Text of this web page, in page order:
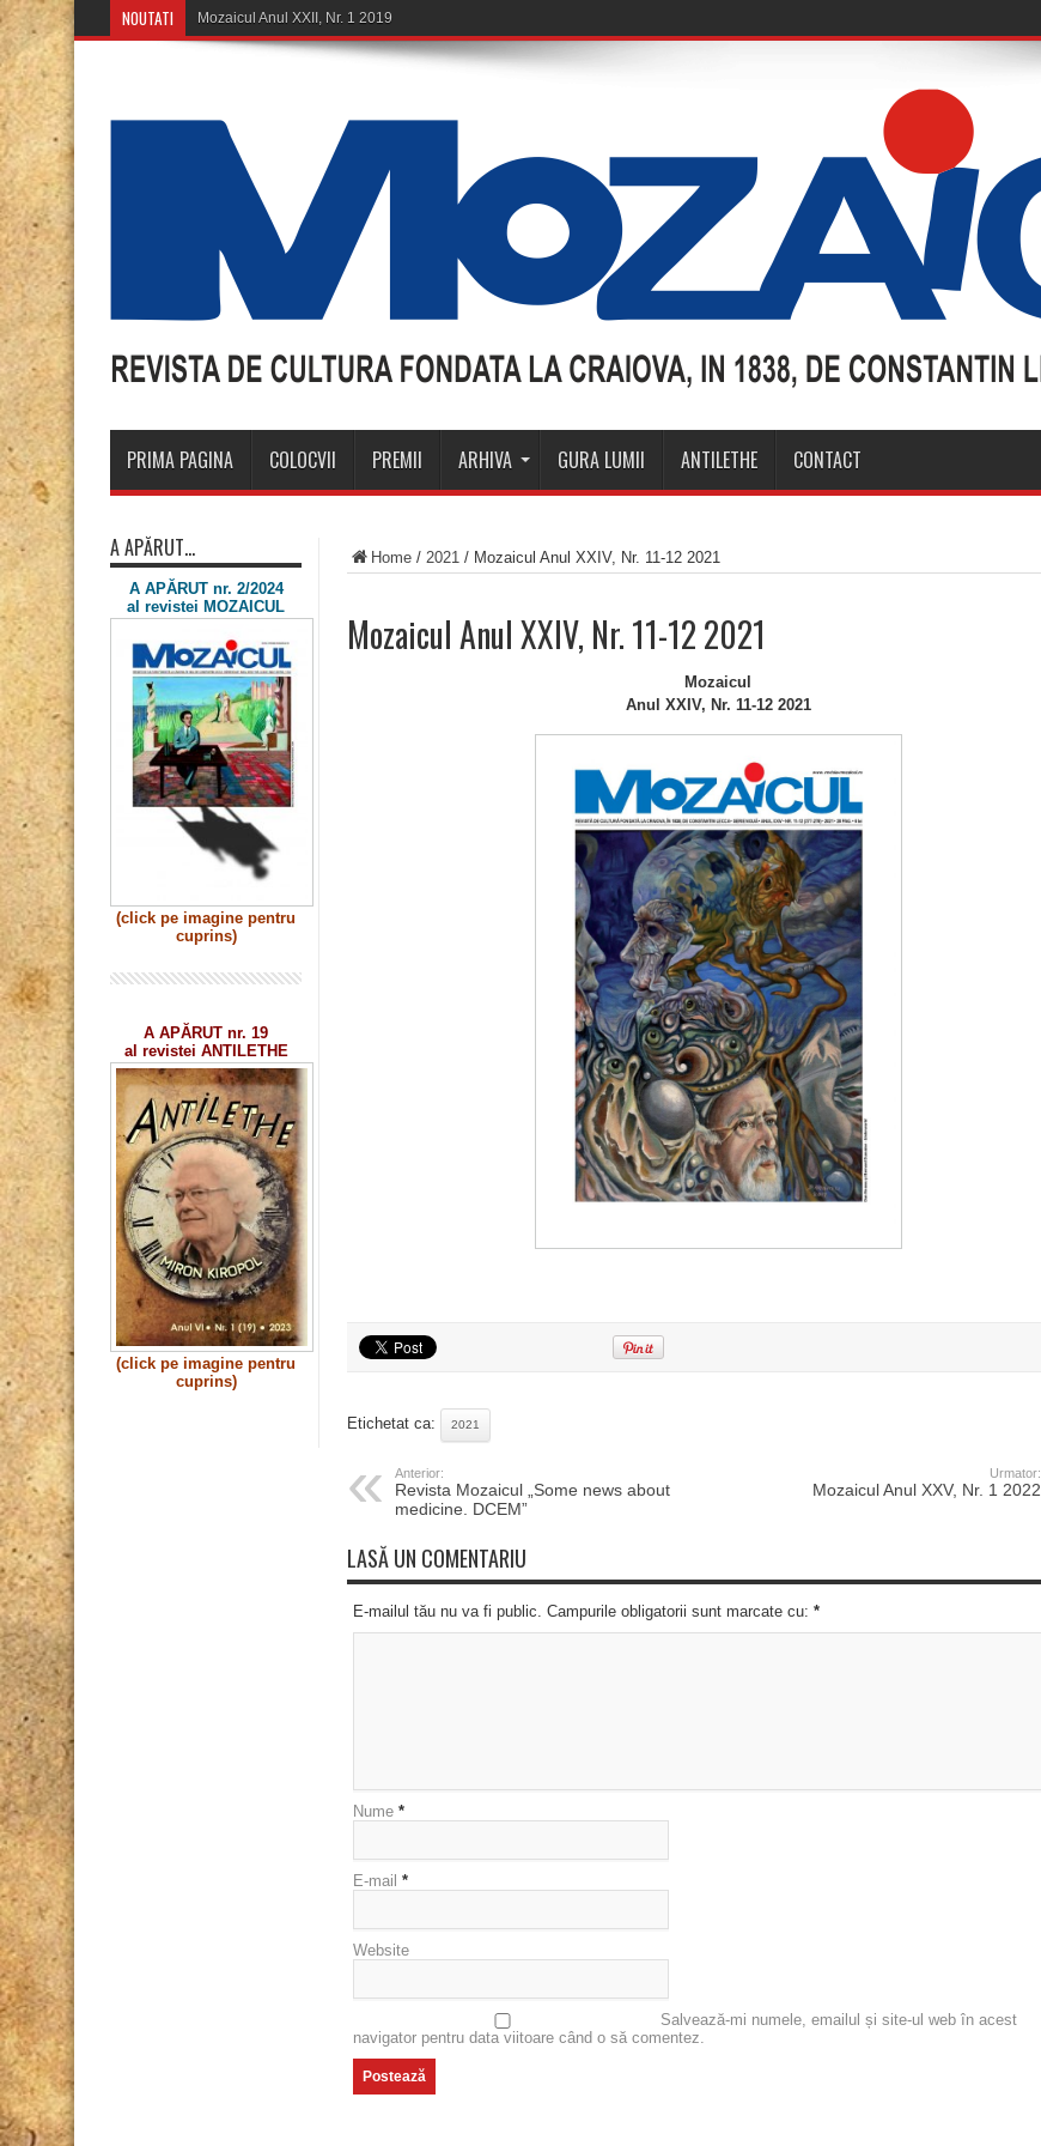
NOUTATI Moza
PRIMA PAGINA COLOCVII PREMII ARHIVA GURA LUMII ANTILETHE CONTACT
Home / 2021 / Mozaicul Anul XXIV, Nr. 11-12 2021
Mozaicul Anul XXIV, Nr. 11-12 2021
Mozaicul
Anul XXIV, Nr. 11-12 2021
Etichetat ca: 2021
Anterior:
Revista Mozaicul „Some news about
medicine. DCEM”
Urmator:
Mozaicul Anul XXV, Nr. 1 2022
LASĂ UN COMENTARIU
E-mailul tău nu va fi public. Campurile obligatorii sunt marcate cu: *
Nume *
E-mail *
Website
Salvează-mi numele, emailul și site-ul web în acest
navigator pentru data viitoare când o să comentez.
A APĂRUT…
A APĂRUT nr. 2/2024
al revistei MOZAICUL
(click pe imagine pentru
cuprins)
A APĂRUT nr. 19
al revistei ANTILETHE
(click pe imagine pentru
cuprins)